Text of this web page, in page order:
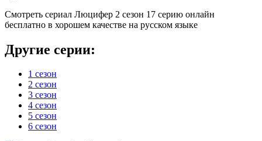
Смотреть сериал Люцифер 2 сезон 17 серию онлайн
бесплатно в хорошем качестве на русском языке
Другие серии:
1 сезон
2 сезон
3 сезон
4 сезон
5 сезон
6 сезон